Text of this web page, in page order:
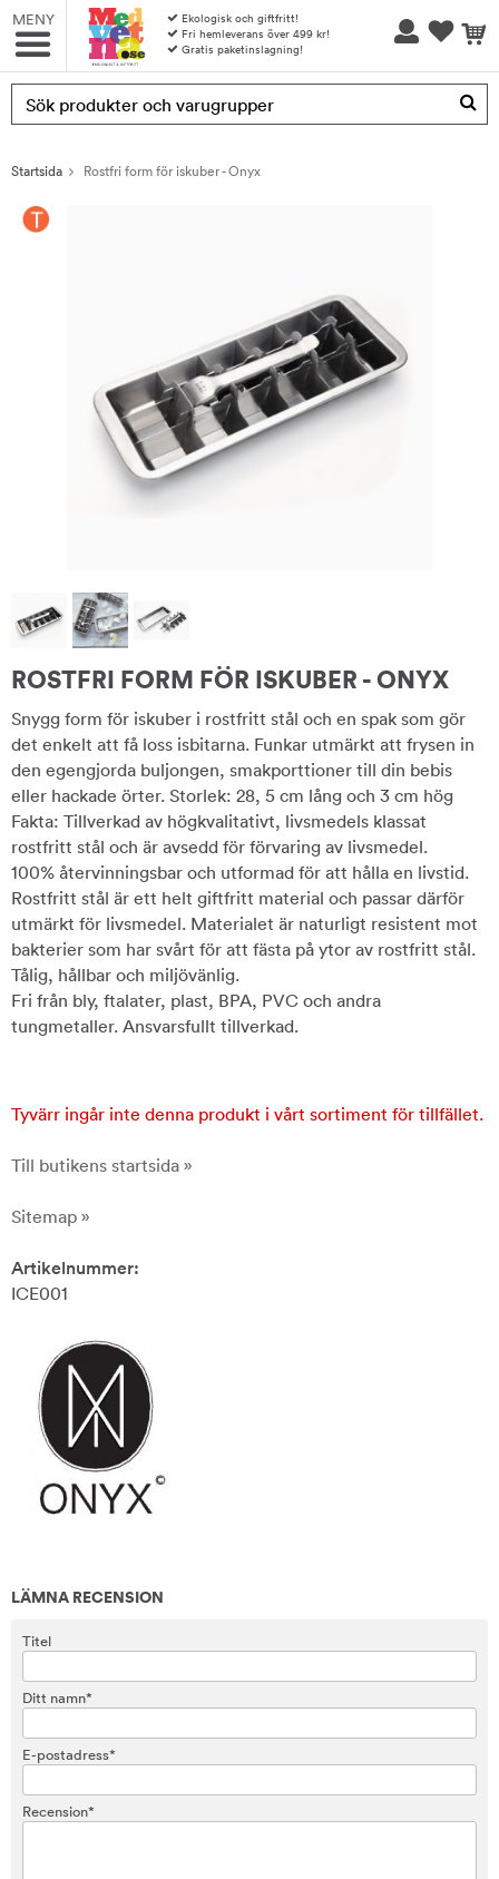
MENY
Ekologisk och giftfritt!
Fri hemleverans över 499 kr!
Gratis paketinslagning!
Produkten har blivit tillagd i varukorgen
Startsida Rostfri form för iskuber - Onyx
ROSTFRI FORM FÖR ISKUBER - ONYX
Snygg form för iskuber i rostfritt stål och en spak som gör
det enkelt att få loss isbitarna. Funkar utmärkt att frysen in
den egengjorda buljongen, smakporttioner till din bebis
eller hackade örter. Storlek: 28, 5 cm lång och 3 cm hög
Fakta: Tillverkad av högkvalitativt, livsmedels klassat
rostfritt stål och är avsedd för förvaring av livsmedel.
100% återvinningsbar och utformad för att hålla en livstid.
Rostfritt stål är ett helt giftfritt material och passar därför
utmärkt för livsmedel. Materialet är naturligt resistent mot
bakterier som har svårt för att fästa på ytor av rostfritt stål.
Tålig, hållbar och miljövänlig.
Fri från bly, ftalater, plast, BPA, PVC och andra
tungmetaller. Ansvarsfullt tillverkad.
Tyvärr ingår inte denna produkt i vårt sortiment för tillfället.
Till butikens startsida »
Sitemap »
Artikelnummer:
ICE001
LÄMNA RECENSION
Titel
Ditt namn*
E-postadress*
Recension*